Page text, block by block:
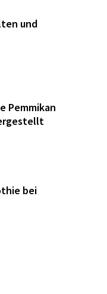
und
Pemmikan
bei